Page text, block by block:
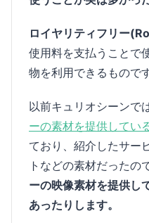
ロイヤリティフリー
使用料を支払うことで
物を利用できるものです
以前キュリオシーンで
ーの素材を提供してい
ており、紹介したサー
トなどの素材だったの
ーの映像素材を提供し
あったりします。